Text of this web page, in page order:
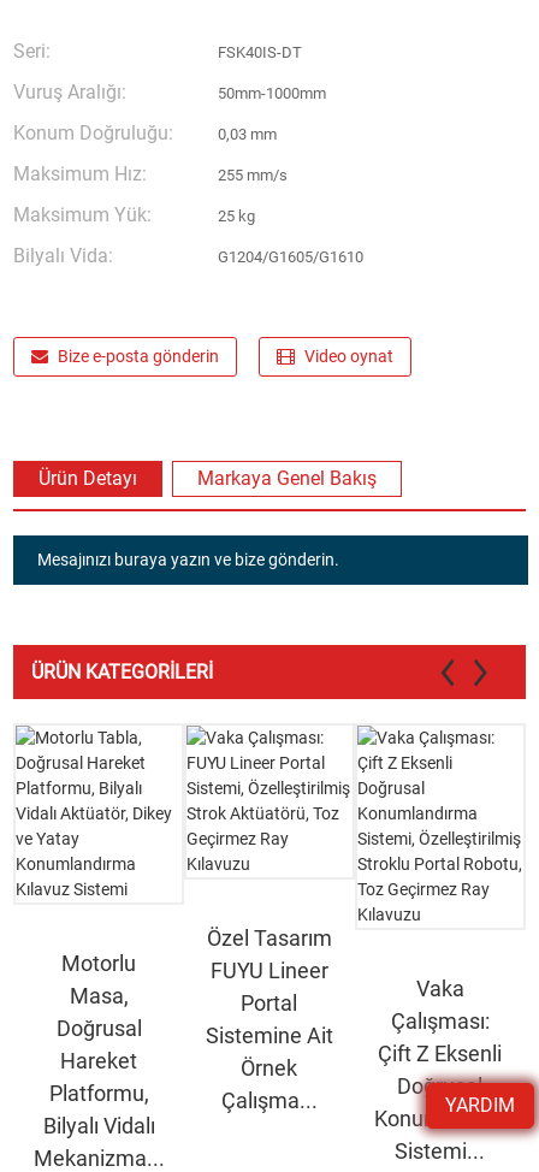
YARDIM
Seri: FSK40IS-DT
Vuruş Aralığı: 50mm-1000mm
Konum Doğruluğu: 0,03 mm
Maksimum Hız: 255 mm/s
Maksimum Yük: 25 kg
Bilyalı Vida: G1204/G1605/G1610
Bize e-posta gönderin Video oynat
Ürün Detayı Markaya Genel Bakış
Mesajınızı buraya yazın ve bize gönderin.
ÜRÜN KATEGORILERI
Motorlu
Masa,
Doğrusal
Hareket
Platformu,
Bilyalı Vidalı
Mekanizma...
Özel Tasarım
FUYU Lineer
Portal
Sistemine Ait
Örnek
Çalışma...
Vaka
Çalışması:
Çift Z Eksenli
Doğrusal
Konumlandırma
Sistemi...